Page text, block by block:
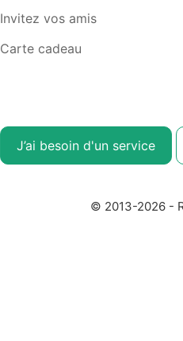
Invitez vos amis
Carte cadeau
J’ai besoin d'un service
© 2013-2026 -